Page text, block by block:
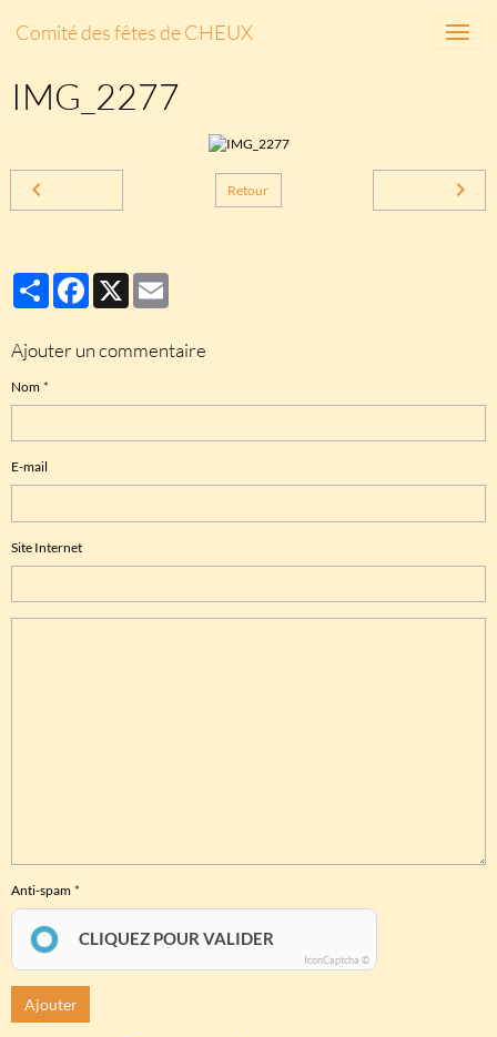
Comité des fêtes de CHEUX
IMG_2277
Retour
PartagerFacebook
X
Ajouter un commentaire
Nom
E-mail
Site Internet
Anti-spam
CLIQUEZ POUR VALIDER
IconCaptcha ©
Ajouter